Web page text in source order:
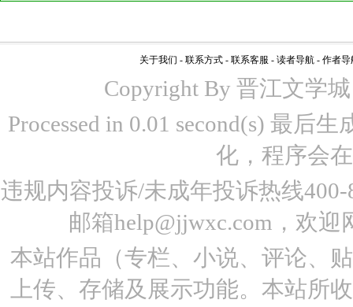
关于我们 - 联系方式 - 联系客服 - 读者导航 - 作者导
Copyright By 晋江文学
Processed in 0.01 second(s) 最后
化，程序会
违规内容投诉/未成年投诉热线
邮箱help@jjwxc.com，欢
本站作品（专栏、小说、评论、
上传、存储及展示功能。本站所